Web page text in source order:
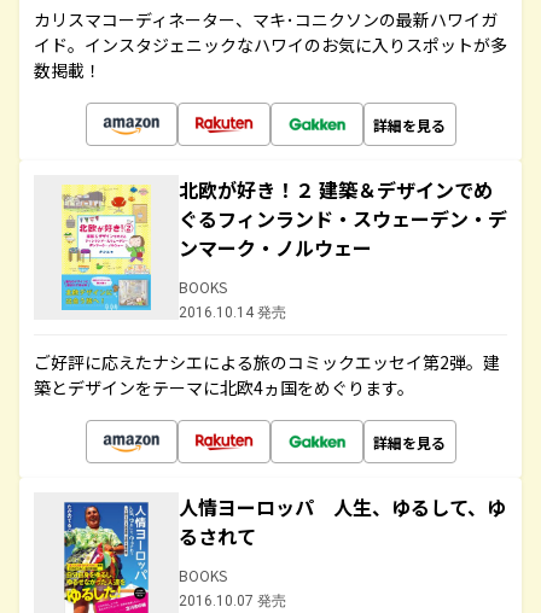
カリスマコーディネーター、マキ･コニクソンの最新ハワイガ
イド。インスタジェニックなハワイのお気に入りスポットが多
数掲載！
詳細を見る
北欧が好き！２ 建築＆デザインでめ
ぐるフィンランド・スウェーデン・デ
ンマーク・ノルウェー
BOOKS
2016.10.14 発売
ご好評に応えたナシエによる旅のコミックエッセイ第2弾。建
築とデザインをテーマに北欧4ヵ国をめぐります。
詳細を見る
人情ヨーロッパ 人生、ゆるして、ゆ
るされて
BOOKS
2016.10.07 発売